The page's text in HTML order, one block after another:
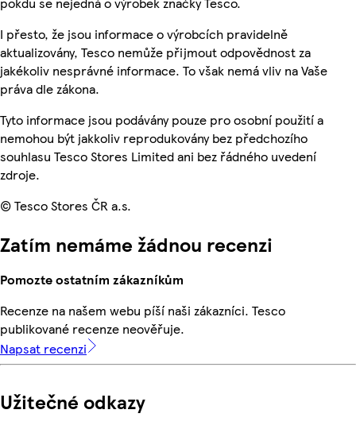
I přesto, že jsou informace o výrobcích pravidelně
aktualizovány, Tesco nemůže přijmout odpovědnost za
jakékoliv nesprávné informace. To však nemá vliv na Vaše
práva dle zákona.
Tyto informace jsou podávány pouze pro osobní použití a
nemohou být jakkoliv reprodukovány bez předchozího
souhlasu Tesco Stores Limited ani bez řádného uvedení
zdroje.
© Tesco Stores ČR a.s.
Zatím nemáme žádnou recenzi
Pomozte ostatním zákazníkům
Recenze na našem webu píší naši zákazníci. Tesco
publikované recenze neověřuje.
Napsat recenzi
Užitečné odkazy